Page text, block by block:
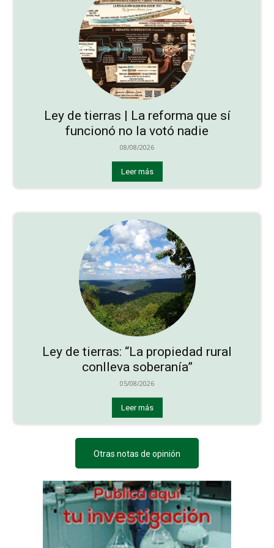
Ley de tierras | La reforma que sí
funcionó no la votó nadie
08/08/2026
Leer más
Ley de tierras: “La propiedad rural
conlleva soberanía”
05/08/2026
Leer más
Otras notas de opinión